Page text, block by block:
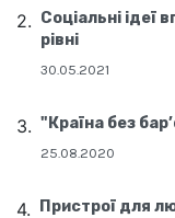
Соціальні
рівні
30.05.2021
"Країна без
25.08.2020
Пристрої для